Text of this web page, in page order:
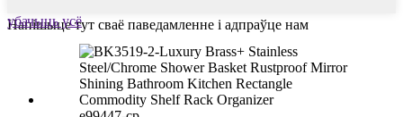
Напішыце тут сваё паведамленне і адпраўце нам
убачыць усё